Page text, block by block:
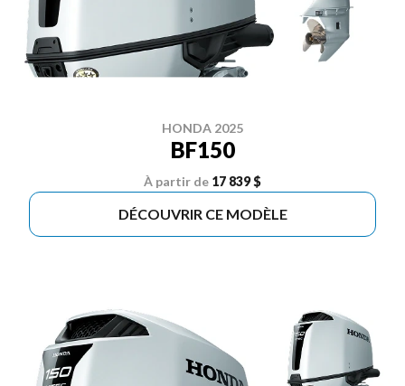
HONDA 2025
BF150
À partir de 17 839 $
DÉCOUVRIR CE MODÈLE